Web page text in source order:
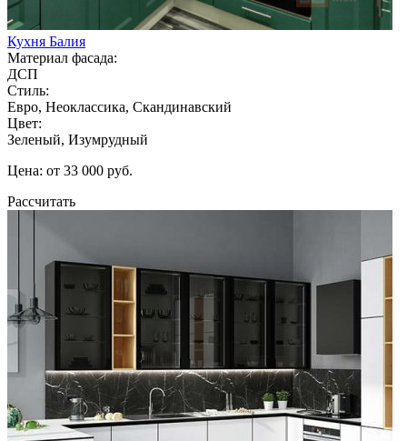
Кухня Балия
Материал фасада:
ДСП
Стиль:
Евро, Неоклассика, Скандинавский
Цвет:
Зеленый, Изумрудный
Цена: от 33 000 руб.
Рассчитать